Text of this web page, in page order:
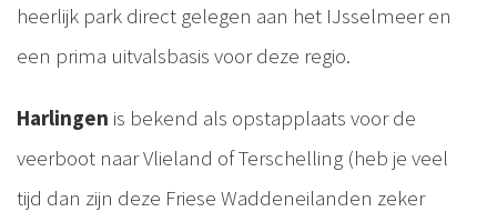
heerlijk park direct gelegen aan het IJsselmeer en
een prima uitvalsbasis voor deze regio.
Harlingen is bekend als opstapplaats voor de
veerboot naar Vlieland of Terschelling (heb je veel
tijd dan zijn deze Friese Waddeneilanden zeker